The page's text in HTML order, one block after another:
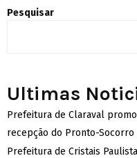
Pesquisar
Ultimas
Prefeitura de Claraval
recepção do Pronto-Socorro
Prefeitura de Cristais